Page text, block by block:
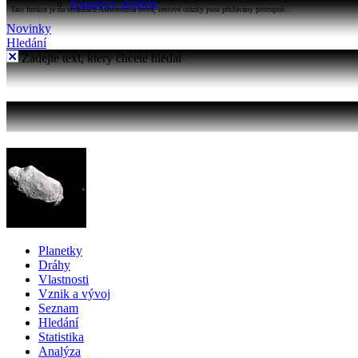
Katalogy objektů
Tato funkce je na stránkách Astronomia nová, testové otázky jsou přidávány postupně...
Novinky
Hledání
Zadejte text, který chcete hledat
Planetky
Dráhy
Vlastnosti
Vznik a vývoj
Seznam
Hledání
Statistika
Analýza